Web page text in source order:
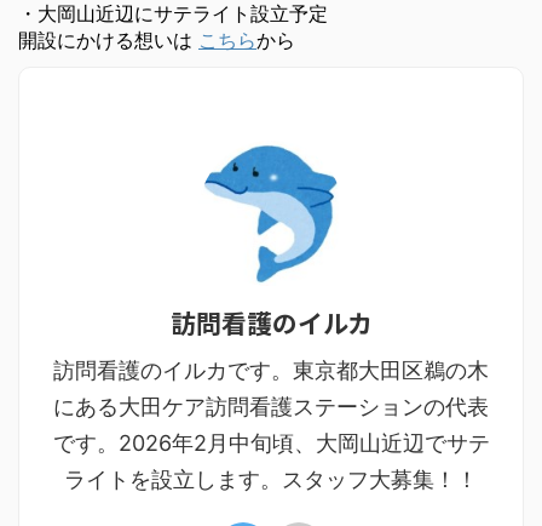
・大岡山近辺にサテライト設立予定
開設にかける想いは こちらから
訪問看護のイルカ
訪問看護のイルカです。東京都大田区鵜の木
にある大田ケア訪問看護ステーションの代表
です。2026年2月中旬頃、大岡山近辺でサテ
ライトを設立します。スタッフ大募集！！